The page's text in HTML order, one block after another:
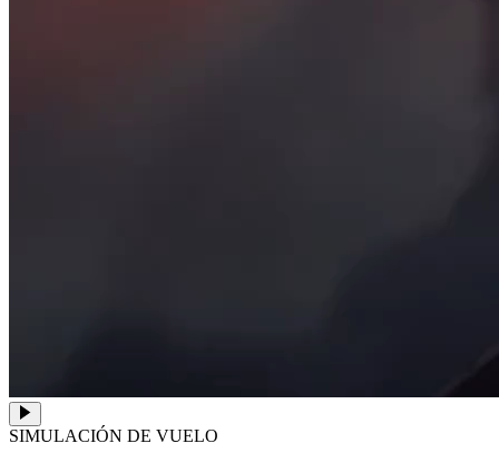
SIMULACIÓN DE VUELO